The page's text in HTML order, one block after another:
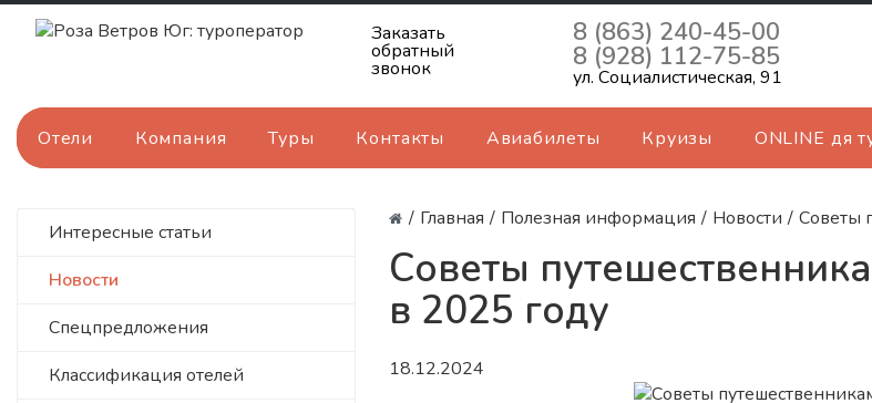
Заказать
обратный
звонок
8 (863) 240-45-00
8 (928) 112-75-85
ул. Социалистическая, 91
Отели Компания Туры Контакты Авиабилеты Круизы ONLINE дя
/ Главная / Полезная информация / Новости / Советы
Советы
в 2025 году
Интересные статьи
Новости
Спецпредложения
Классификация отелей
18.12.2024